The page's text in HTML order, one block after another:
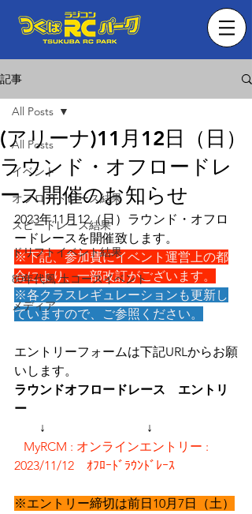
記事
All Posts
イベント
オフロードレース結果
スピードレース結果
ドリフトイベント結果
80年代風 土コースイベント
メディア
All Posts
(アリーナ)11月12日（日）
ラウンド・オフロードレ
ース開催のお知らせ
2023年11月12（日）ラウンド・オフロ
ードレースを開催致します。
※下記、参加費にイベント運営上の都
合により、一部改訂がございます。
※各クラスレギュレーションも更新し
ていますので、ご参照ください。
エントリーフォームは下記URLからお願
いします。
ラウンドオフロードレース　エントリ
ー
↓　　　　　　　　↓
MyRCM : オンラインエントリー :
2023/11/12　ｵﾌﾛｰﾄﾞﾗｳﾝﾄﾞﾚｰｽ
※エントリー締切は前日10月7日（土）